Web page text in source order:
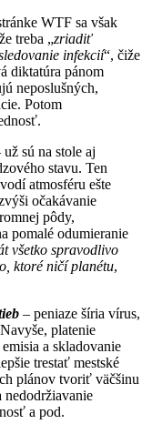
WTF sa však
treba „zriadiť
infekcií“, čiže
diktatúra pánom
neposlušných,
Potom
už sú na stole aj
stavu. Ten
atmosféru ešte
očakávanie
pôdy,
pomalé odumieranie
všetko spravodlivo
ktoré ničí planétu,
– peniaze šíria vírus,
platenie
a skladovanie
trestať mestské
plánov tvoriť väčšinu
nedodržiavanie
a pod.